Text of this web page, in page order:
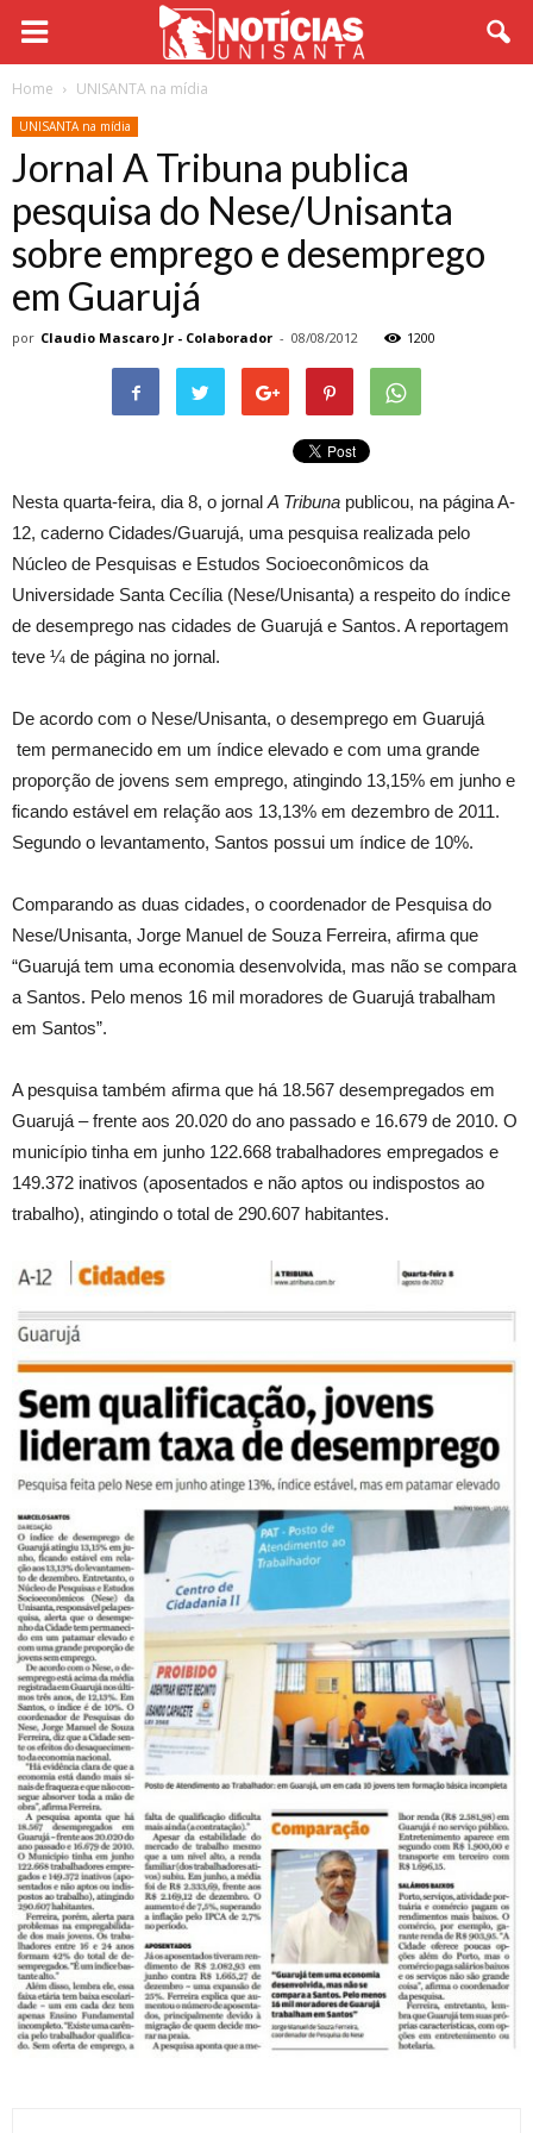
Home UNISANTA na mídia
UNISANTA na mídia
Jornal A Tribuna publica
pesquisa do Nese/Unisanta
sobre emprego e desemprego
em Guarujá
por Claudio Mascaro Jr - Colaborador - 08/08/2012 1200
Nesta quarta-feira, dia 8, o jornal A Tribuna publicou, na página A-
12, caderno Cidades/Guarujá, uma pesquisa realizada pelo
Núcleo de Pesquisas e Estudos Socioeconômicos da
Universidade Santa Cecília (Nese/Unisanta) a respeito do índice
de desemprego nas cidades de Guarujá e Santos. A reportagem
teve ¼ de página no jornal.
De acordo com o Nese/Unisanta, o desemprego em Guarujá
tem permanecido em um índice elevado e com uma grande
proporção de jovens sem emprego, atingindo 13,15% em junho e
ficando estável em relação aos 13,13% em dezembro de 2011.
Segundo o levantamento, Santos possui um índice de 10%.
Comparando as duas cidades, o coordenador de Pesquisa do
Nese/Unisanta, Jorge Manuel de Souza Ferreira, afirma que
“Guarujá tem uma economia desenvolvida, mas não se compara
a Santos. Pelo menos 16 mil moradores de Guarujá trabalham
em Santos”.
A pesquisa também afirma que há 18.567 desempregados em
Guarujá – frente aos 20.020 do ano passado e 16.679 de 2010. O
município tinha em junho 122.668 trabalhadores empregados e
149.372 inativos (aposentados e não aptos ou indispostos ao
trabalho), atingindo o total de 290.607 habitantes.